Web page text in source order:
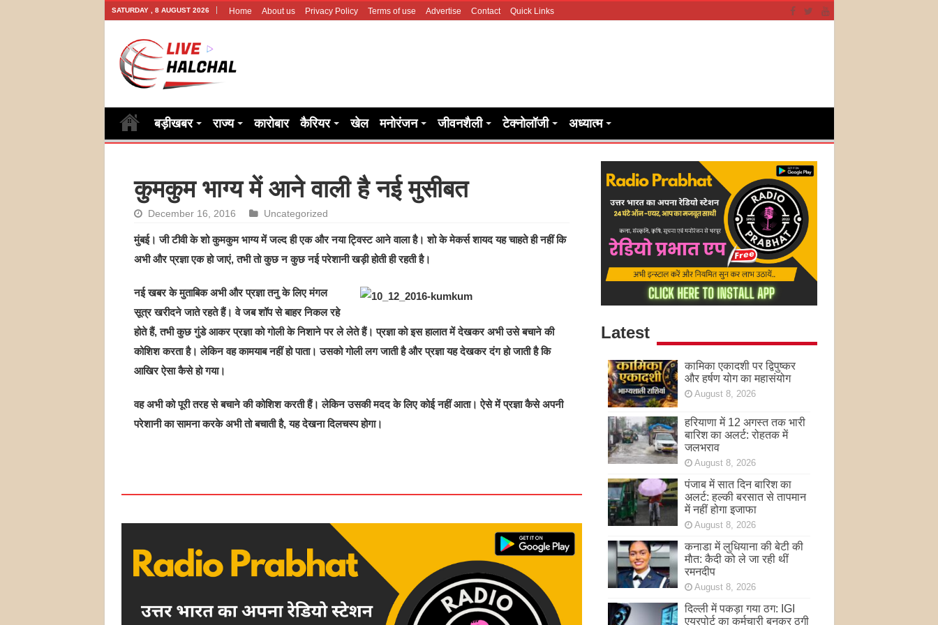
SATURDAY , 8 AUGUST 2026 Home About us Privacy Policy Terms of use Advertise Contact Quick Links
बड़ीखबर राज्य कारोबार कैरियर खेल मनोरंजन जीवनशैली टेक्नोलॉजी अध्यात्म
कुमकुम भाग्य में आने वाली है नई मुसीबत
December 16, 2016 Uncategorized
मुंबई। जी टीवी के शो कुमकुम भाग्य में जल्द ही एक और नया ट्विस्ट आने वाला है। शो के मेकर्स शायद यह चाहते ही नहीं कि
अभी और प्रज्ञा एक हो जाएं, तभी तो कुछ न कुछ नई परेशानी खड़ी होती ही रहती है।
नई खबर के मुताबिक अभी और प्रज्ञा तनु के लिए मंगल
सूत्र खरीदने जाते रहते हैं। वे जब शॉप से बाहर निकल रहे
होते हैं, तभी कुछ गुंडे आकर प्रज्ञा को गोली के निशाने पर ले लेते हैं। प्रज्ञा को इस हालात में देखकर अभी उसे बचाने की
कोशिश करता है। लेकिन वह कामयाब नहीं हो पाता। उसको गोली लग जाती है और प्रज्ञा यह देखकर दंग हो जाती है कि
आखिर ऐसा कैसे हो गया।
वह अभी को पूरी तरह से बचाने की कोशिश करती हैं। लेकिन उसकी मदद के लिए कोई नहीं आता। ऐसे में प्रज्ञा कैसे अपनी
परेशानी का सामना करके अभी तो बचाती है, यह देखना दिलचस्प होगा।
Latest
कामिका एकादशी पर द्विपुष्कर
और हर्षण योग का महासंयोग
August 8, 2026
हरियाणा में 12 अगस्त तक भारी
बारिश का अलर्ट: रोहतक में
जलभराव
August 8, 2026
पंजाब में सात दिन बारिश का
अलर्ट: हल्की बरसात से तापमान
में नहीं होगा इजाफा
August 8, 2026
कनाडा में लुधियाना की बेटी की
माैत: कैदी को ले जा रही थीं
रमनदीप
August 8, 2026
दिल्ली में पकड़ा गया ठग: IGI
एयरपोर्ट का कर्मचारी बनकर ठगी